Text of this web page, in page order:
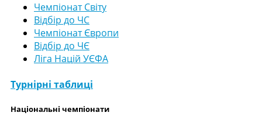
Чемпіонат Світу
Відбір до ЧС
Чемпіонат Європи
Відбір до ЧЄ
Ліга Націй УЄФА
Турнірні таблиці
Національні чемпіонати